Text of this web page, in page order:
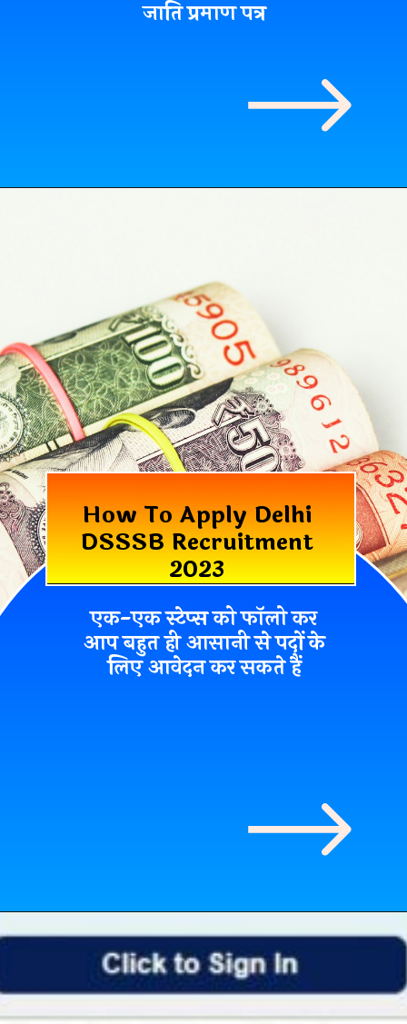
जाति प्रमाण पत्र
How To Apply Delhi
DSSSB Recruitment
2023
एक-एक स्टेप्स को फॉलो कर
आप बहुत ही आसानी से पदों के
लिए आवेदन कर सकते हैं